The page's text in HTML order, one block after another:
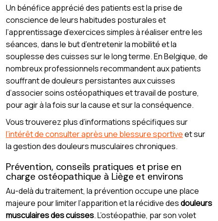
Un bénéfice apprécié des patients est la prise de
conscience de leurs habitudes posturales et
l’apprentissage d’exercices simples à réaliser entre les
séances, dans le but d’entretenir la mobilité et la
souplesse des cuisses sur le long terme. En Belgique, de
nombreux professionnels recommandent aux patients
souffrant de douleurs persistantes aux cuisses
d’associer soins ostéopathiques et travail de posture,
pour agir à la fois sur la cause et sur la conséquence.
Vous trouverez plus d’informations spécifiques sur
l’intérêt de consulter après une blessure sportiveet sur
la gestion des douleurs musculaires chroniques.
Prévention, conseils pratiques et prise en
charge ostéopathique à Liège et environs
Au-delà du traitement, la prévention occupe une place
majeure pour limiter l’apparition et la récidive desdouleurs
musculaires des cuisses. L’ostéopathie, par son volet